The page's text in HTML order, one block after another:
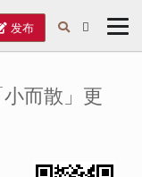
发布
而散」更